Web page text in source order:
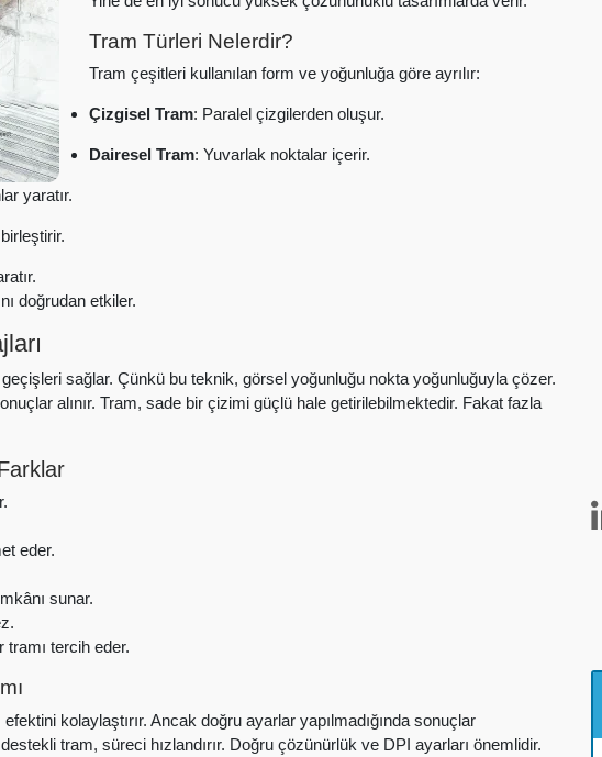
Tram Türleri Nelerdir?
Tram çeşitleri kullanılan form ve yoğunluğa göre ayrılır:
Çizgisel Tram: Paralel çizgilerden oluşur.
Dairesel Tram: Yuvarlak noktalar içerir.
yaratır.
doğrudan etkiler.
sağlar. Çünkü bu teknik, görsel yoğunluğu nokta yoğunluğuyla çözer.
alınır. Tram, sade bir çizimi güçlü hale getirilebilmektedir. Fakat fazla
eder.
sunar.
tramı tercih eder.
kolaylaştırır. Ancak doğru ayarlar yapılmadığında sonuçlar
tram, süreci hızlandırır. Doğru çözünürlük ve DPI ayarları önemlidir.